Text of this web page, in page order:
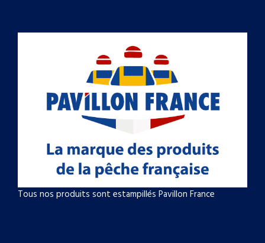
Tous nos produits sont estampillés Pavillon France